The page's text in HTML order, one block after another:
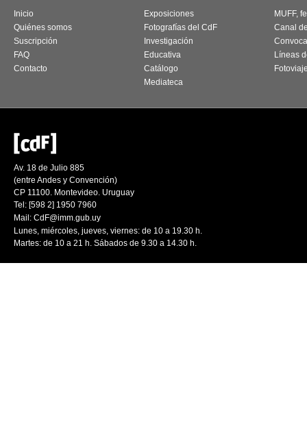
Inicio
Quiénes somos
Suscripción
FAQ
Contacto
Exposiciones
Fotografías del CdF
Investigación
Educativa
Catálogo
Mediateca
MUFF,
Canal
Líneas
Av. 18 de Julio 885
(entre Andes y Convención)
CP 11100. Montevideo. Uruguay
Tel: [598 2] 1950 7960
Mail: CdF@imm.gub.uy
Lunes, miércoles, jueves, viernes: de 10 a 19.30 h.
Martes: de 10 a 21 h. Sábados de 9.30 a 14.30 h.